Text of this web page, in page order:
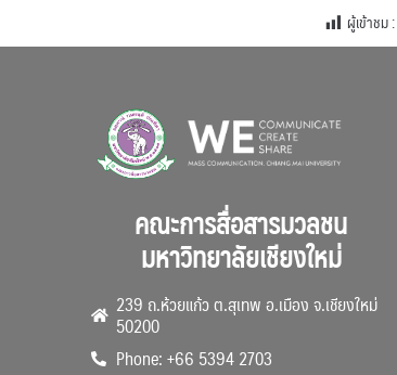
ผู้เข้าชม :
คณะการสื่อสารมวลชน
มหาวิทยาลัยเชียงใหม่
239 ถ.ห้วยแก้ว ต.สุเทพ อ.เมือง จ.เชียงใหม่
50200
Phone: +66 5394 2703